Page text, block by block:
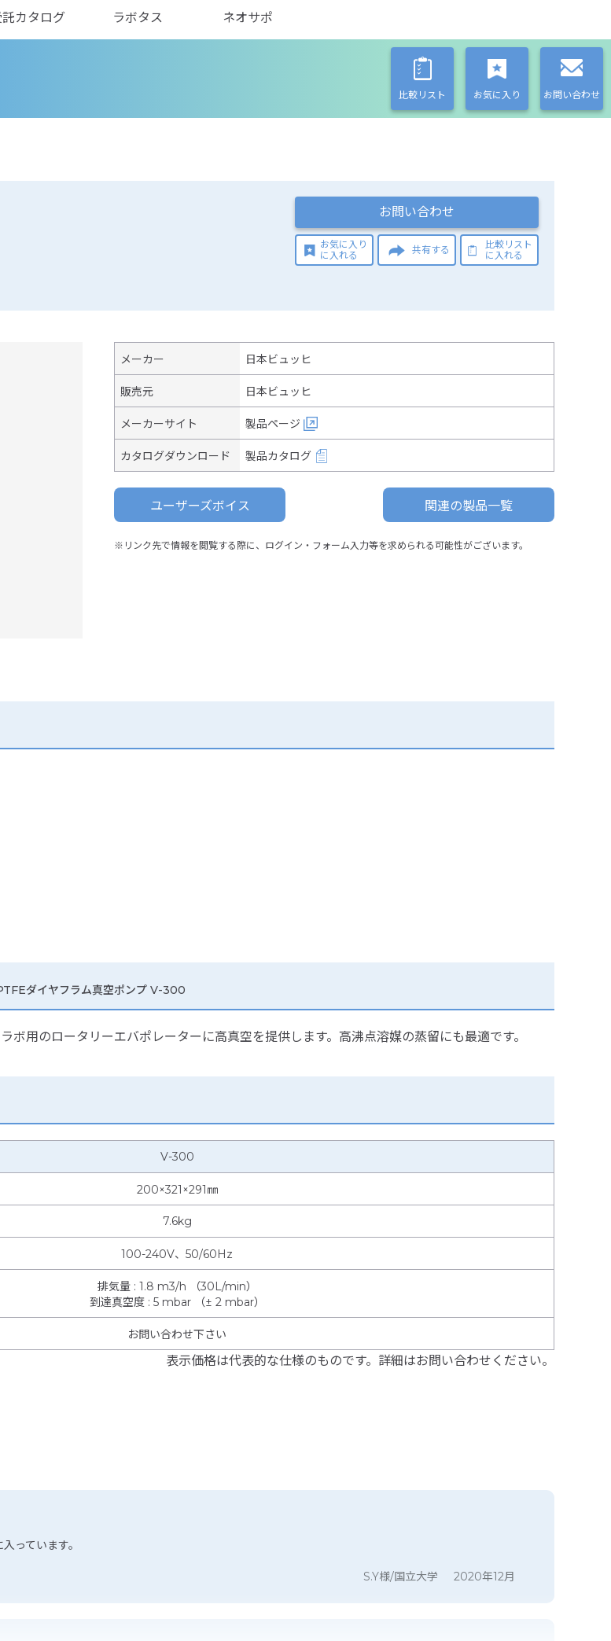
託カタログ ラボタス ネオサポ
比較リスト お気に入り お問い合わせ
お問い合わせ
お気に入り
に入れる
共有する
比較リスト
に入れる
メーカー 日本ビュッヒ
販売元 日本ビュッヒ
メーカーサイト 製品ページ
カタログダウンロード 製品カタログ
ユーザーズボイス 関連の製品一覧
※リンク先で情報を閲覧する際に、ログイン・フォーム入力等を求められる可能性がございます。
ダイヤフラム真空ポンプ V-300
用のロータリーエバポレーターに高真空を提供します。高沸点溶媒の蒸留にも最適です。
V-300
200×321×291㎜
7.6kg
100-240V、50/60Hz
排気量 : 1.8 m3/h （30L/min）
到達真空度 : 5 mbar （± 2 mbar）
お問い合わせ下さい
表示価格は代表的な仕様のものです。詳細はお問い合わせください。
っています。
S.Y様/国立大学 2020年12月